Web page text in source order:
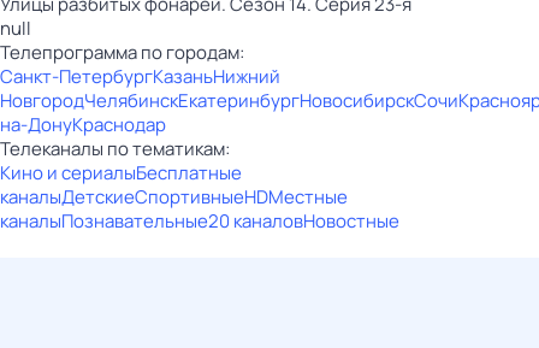
null
Телепрограмма по городам:
Санкт-ПетербургКазаньНижний
НовгородЧелябинскЕкатеринбургНовосибирскСочи
на-ДонуКраснодар
Телеканалы по тематикам:
Кино и сериалыБесплатные
каналыДетскиеСпортивныеHDМестные
каналыПознавательные20 каналовНовостные